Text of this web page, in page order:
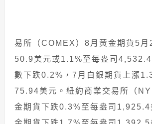
易所（COMEX）8月黃金期貨5月
50.9美元或1.1%至每盎司4,532.4
數下跌0.2%，7月白銀期貨上漲
75.94美元。紐約商業交易所（
金期貨下跌0.3%至每盎司1,925.4